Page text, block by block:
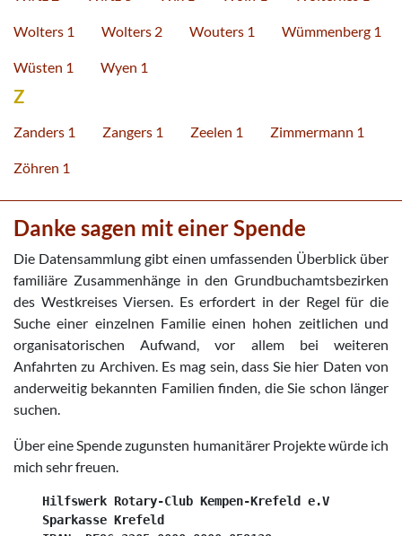
Wolters 1 Wolters 2 Wouters 1 Wümmenberg 1
Wüsten 1 Wyen 1
Z
Zanders 1 Zangers 1 Zeelen 1 Zimmermann 1
Zöhren 1
Danke sagen mit einer Spende
Die Datensammlung gibt einen umfassenden Überblick über
familiäre Zusammenhänge in den Grundbuchamtsbezirken
des Westkreises Viersen. Es erfordert in der Regel für die
Suche einer einzelnen Familie einen hohen zeitlichen und
organisatorischen Aufwand, vor allem bei weiteren
Anfahrten zu Archiven. Es mag sein, dass Sie hier Daten von
anderweitig bekannten Familien finden, die Sie schon länger
suchen.
Über eine Spende zugunsten humanitärer Projekte würde ich
mich sehr freuen.
    Hilfswerk Rotary-Club Kempen-Krefeld e.V
    Sparkasse Krefeld